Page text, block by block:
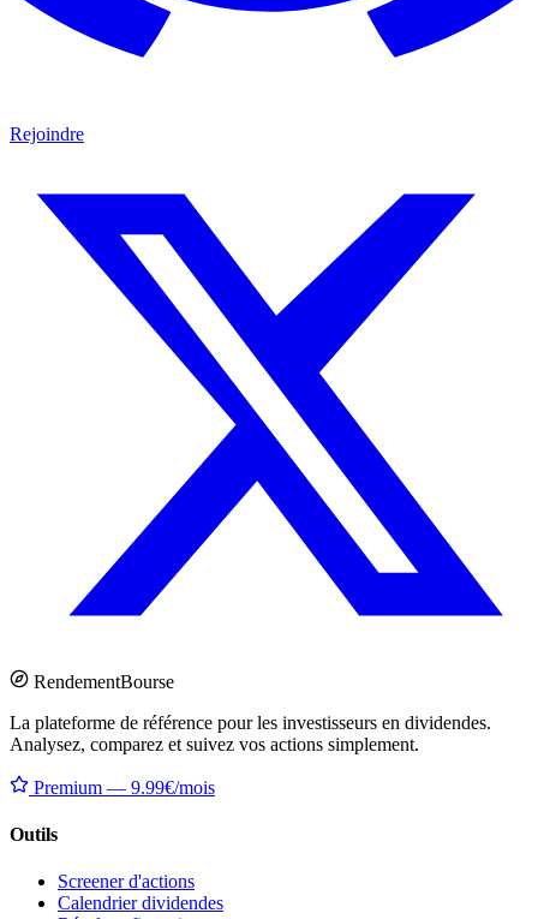
Rejoindre
RendementBourse
La plateforme de référence pour les investisseurs en dividendes.
Analysez, comparez et suivez vos actions simplement.
Premium — 9.99€/mois
Outils
Screener d'actions
Calendrier dividendes